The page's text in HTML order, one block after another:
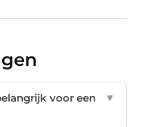
voor een
▼